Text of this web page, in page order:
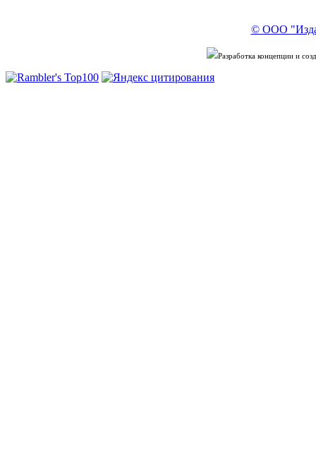
© ООО
Разработка концепции и